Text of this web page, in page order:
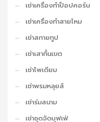
เช่าเครื่องทำป็อปคอร์น
เช่าเครื่องทำสายไหม
เช่าสกายทูป
เช่าเสากั้นเขต
เช่าโพเดียม
เช่าพรมหลุยส์
เช่าร่มสนาม
เช่าชุดจัดบุฟเฟ่